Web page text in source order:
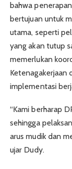
bahwa
bertujuan untuk
utama, seperti
yang akan tutup
memerlukan
Ketenagakerjaan
implementasi
“Kami berharap
sehingga
arus mudik dan
ujar Dudy.